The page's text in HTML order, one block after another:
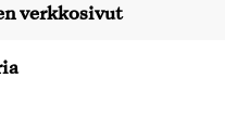
verkkosivut